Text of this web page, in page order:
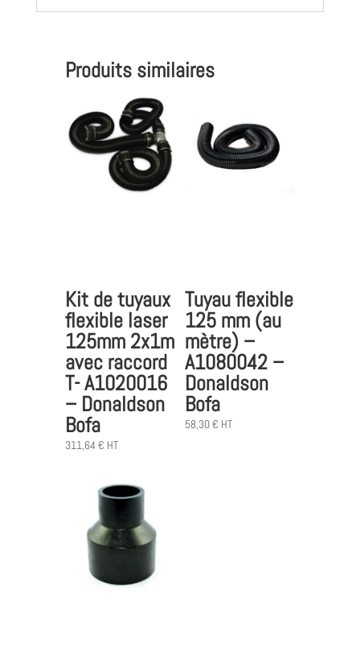
(noir)
Produits similaires
Kit de tuyaux
flexible laser
125mm 2x1m
avec raccord
T- A1020016
– Donaldson
Bofa
311,64 € HT
Tuyau flexible
125 mm (au
mètre) –
A1080042 –
Donaldson
Bofa
58,30€ HT